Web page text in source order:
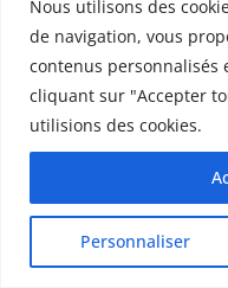
Nous utilisons des
de navigation, vous
contenus personnalisés
cliquant sur "Accepter
utilisions des cookies.
Personnaliser
CCIJP
Céline Dion
Cellules
Cellules cérébrales
Cellules souches